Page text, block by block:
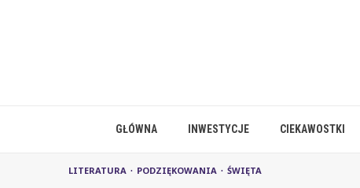
GŁÓWNA INWESTYCJE CIEKAWOSTKI
LITERATURA PODZIĘKOWANIA ŚWIĘTA